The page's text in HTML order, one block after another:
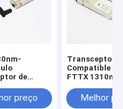
de
preço
Transceptor
Compatible do
FTTX 1310nm
Melhor